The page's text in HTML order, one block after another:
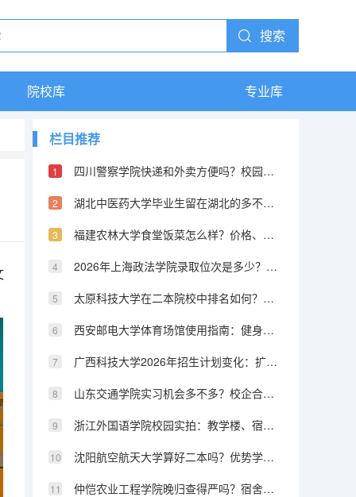
搜索
院校库 专业库
栏目推荐
四川警察学院快递和外卖方便吗？校园内配送和取件点分布
湖北中医药大学毕业生留在湖北的多不多？本地就业认可度
福建农林大学食堂饭菜怎么样？价格、口味和月消费记录
2026年上海政法学院录取位次是多少？物理类和历史类分别解读
太原科技大学在二本院校中排名如何？优势专业和录取数据对比
西安邮电大学体育场馆使用指南：健身房、游泳馆和球场
广西科技大学2026年招生计划变化：扩招还是缩招
山东交通学院实习机会多不多？校企合作单位和就业资源盘点
浙江外国语学院校园实拍：教学楼、宿舍、食堂和运动场条件
沈阳航空航天大学算好二本吗？优势学科排名和录取数据对比
仲恺农业工程学院晚归查得严吗？宿舍管理和校园安全介绍